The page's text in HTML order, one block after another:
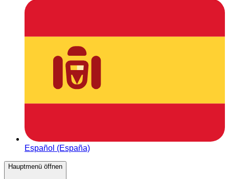
Español (España)
Hauptmenü öffnen